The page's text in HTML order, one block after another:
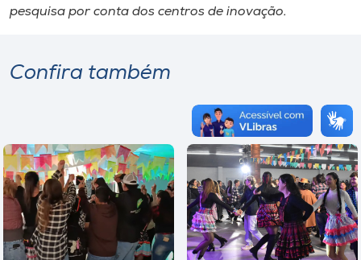
pesquisa por conta dos centros de inovação.
Confira também